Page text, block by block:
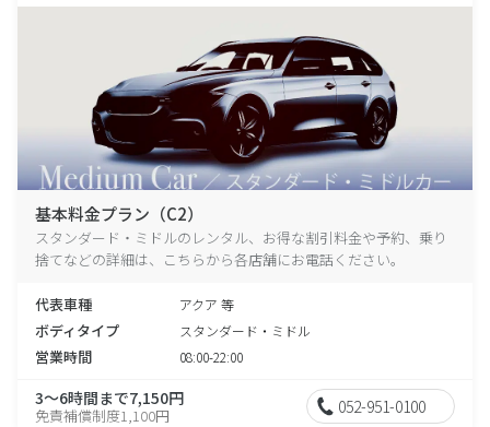
基本料金プラン（C2）
スタンダード・ミドルのレンタル、お得な割引料金や予約、乗り
捨てなどの詳細は、こちらから各店舗にお電話ください。
代表車種 アクア 等
ボディタイプ スタンダード・ミドル
営業時間 08:00-22:00
3～6時間まで7,150円
免責補償制度1,100円 052-951-0100